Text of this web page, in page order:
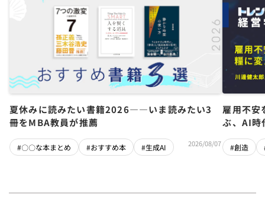
夏休みに読みたい書籍2026――いま読みたい3
冊をMBA教員が推薦
#〇〇な本まとめ #おすすめ本 #生成AI 2026/08/07
雇用不
ぶ、AI時
#創造